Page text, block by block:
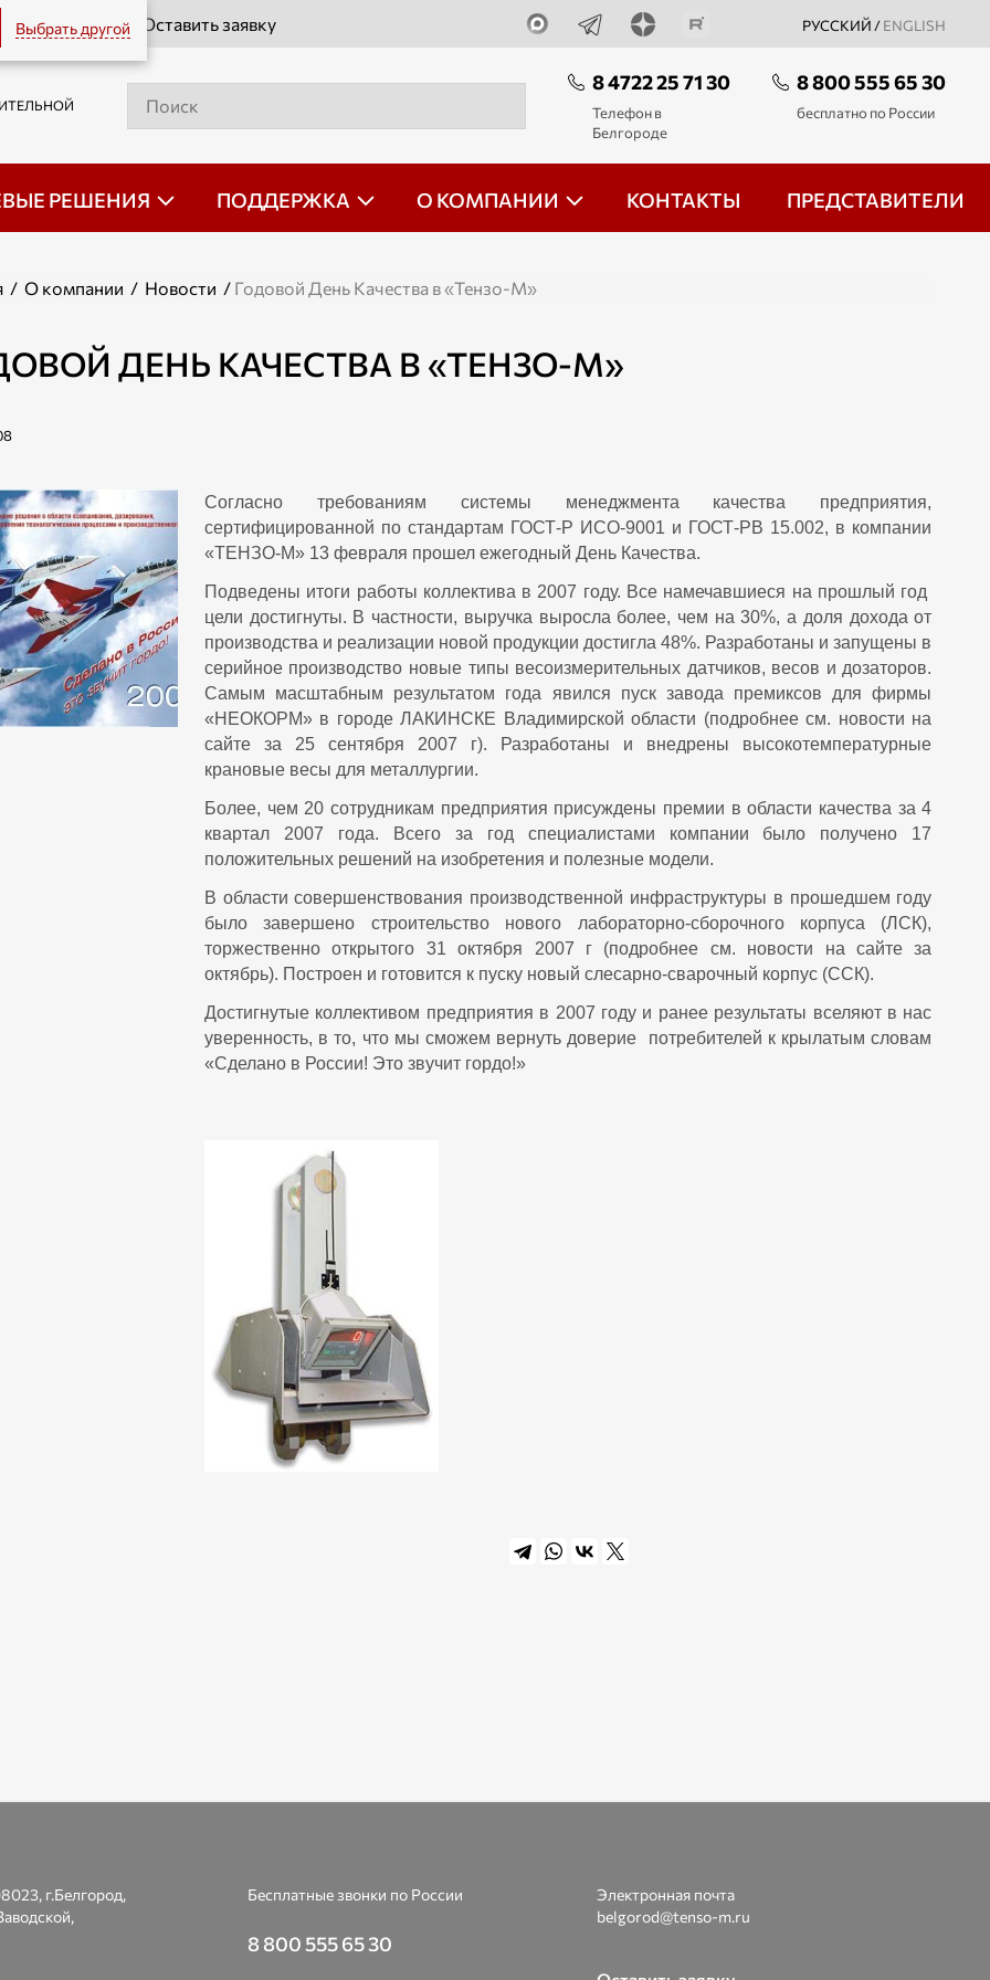
Выбрать другой РУССКИЙ / ENGLISH
Оставить заявку
8 4722 25 71 30
Телефон в
Белгороде
8 800 555 65 30
бесплатно по России
РЕШЕНИЯ ПОДДЕРЖКА О КОМПАНИИ КОНТАКТЫ ПРЕДСТАВИТЕЛИ
/ О компании / Новости / Годовой День Качества в «Тензо-М»
ДЕНЬ КАЧЕСТВА В «ТЕНЗО-М»
Согласно требованиям системы менеджмента качества предприятия,
сертифицированной по стандартам ГОСТ-Р ИСО-9001 и ГОСТ-РВ 15.002, в компании
«ТЕНЗО-М» 13 февраля прошел ежегодный День Качества.
Подведены итоги работы коллектива в 2007 году. Все намечавшиеся на прошлый год
цели достигнуты. В частности, выручка выросла более, чем на 30%, а доля дохода от
производства и реализации новой продукции достигла 48%. Разработаны и запущены в
серийное производство новые типы весоизмерительных датчиков, весов и дозаторов.
Самым масштабным результатом года явился пуск завода премиксов для фирмы
«НЕОКОРМ» в городе ЛАКИНСКЕ Владимирской области (подробнее см. новости на
сайте за
25 сентября 2007 г). Разработаны и внедрены высокотемпературные
крановые весы для металлургии.
Более, чем 20 сотрудникам предприятия присуждены премии в области качества за4
квартал 2007 года. Всего за год специалистами компании было получено 17
положительных решений на изобретения и полезные модели.
В области совершенствования производственной инфраструктуры в прошедшем году
было завершено строительство нового лабораторно-сборочного корпуса (ЛСК),
торжественно открытого 31 октября 2007 г (подробнее см. новости на сайте за
октябрь). Построен и готовится к пуску новый слесарно-сварочный корпус (ССК).
Достигнутые коллективом предприятия в 2007 году и ранее результаты вселяют в нас
уверенность, в то, что мы сможем вернуть доверие потребителей к крылатым словам
«Сделано в России! Это звучит гордо!»
г.Белгород,
Бесплатные звонки по России
8 800 555 65 30
Электронная почта
belgorod@tenso-m.ru